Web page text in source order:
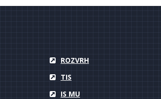
ROZVRH
TIS
IS MU